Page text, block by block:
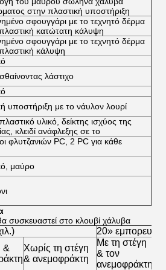
στην πλαστική υποστήριξη
σφουγγάρι με το τεχνητό δέρμα
κατώτατη κάλυψη
σφουγγάρι με το τεχνητό δέρμα
κάλυψη
λάστιχο
υποστήριξη με το νάυλον λουρί
υλικό, δείκτης ισχύος της
κλειδί ανάφλεξης σε το
φλυτζανιών PC, 2 PC για κάθε
μαύρο
συσκευαστεί στο κλουβί χάλυβα
20»
&
Χωρίς τη στέγη
& ανεμοφράκτη
Με τη στέγη
& τον
ανεμοφράκτη